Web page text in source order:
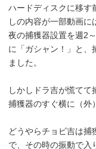
ハードディスクに移す
しの内容が一部動画
夜の捕獲器設置を週2
に「ガシャン！」と、
ました。
しかしドラ吉が慌てて
捕獲器のすぐ横に（外
どうやらチョビ吉は捕
で、その時の振動で入